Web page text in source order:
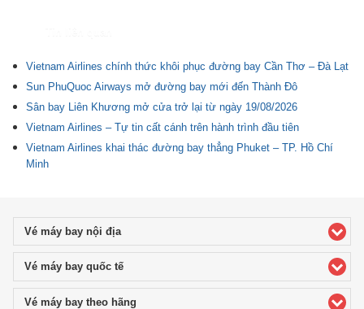
Vietnam Airlines chính thức khôi phục đường bay Cần Thơ – Đà Lạt
Sun PhuQuoc Airways mở đường bay mới đến Thành Đô
Sân bay Liên Khương mở cửa trở lại từ ngày 19/08/2026
Vietnam Airlines – Tự tin cất cánh trên hành trình đầu tiên
Vietnam Airlines khai thác đường bay thẳng Phuket – TP. Hồ Chí
Minh
Vé máy bay nội địaclick to expand contents
Vé máy bay quốc tếclick to expand contents
Vé máy bay theo hãng